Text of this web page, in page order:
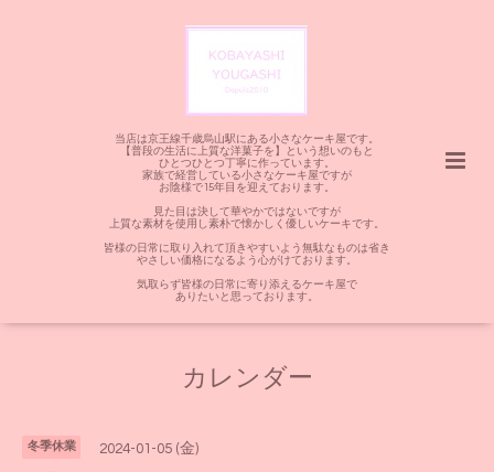
当店は京王線千歳烏山駅にある小さなケーキ屋です。
【普段の生活に上質な洋菓子を】という想いのもと
ひとつひとつ丁寧に作っています。
家族で経営している小さなケーキ屋ですが
お陰様で15年目を迎えております。
見た目は決して華やかではないですが
上質な素材を使用し素朴で懐かしく優しいケーキです。
皆様の日常に取り入れて頂きやすいよう無駄なものは省き
やさしい価格になるよう心がけております。
気取らず皆様の日常に寄り添えるケーキ屋で
ありたいと思っております。
カレンダー
冬季休業 2024-01-05 (金)